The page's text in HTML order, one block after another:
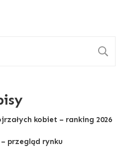
kobiet – ranking 2026
przegląd rynku